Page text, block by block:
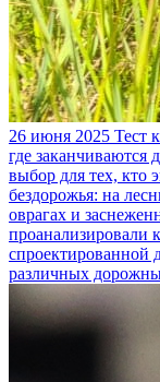
26 июня 2025 Тест
где заканчиваются
выбор для тех, кто
бездорожья: на
оврагах и
проанализировали
спроектированной
различных